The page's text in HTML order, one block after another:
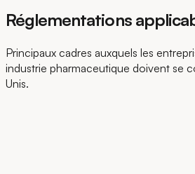
Réglementations
Principaux cadres auxquels les
industrie pharmaceutique doivent se
Unis.